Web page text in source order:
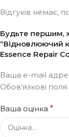
Відгуків немає,
Будьте першим,
“Відновлюючий
Essence Repair
Ваша e-mail
Обов’язкові
Ваша оцінка *